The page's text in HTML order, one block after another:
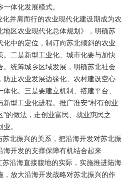
体化发展模式。
并肩而行的农业现代化建设期成为农
地区农业现代化总体规划》，明确苏
中的定位，制订向苏北倾斜的农业
。二是新型工业化、城市化要与加快
统筹城乡区域发展，明确苏北社会
防止农业发展边缘化、农村建设空心
化。三是要建立机制、搭建平台、
型工业化进程。推广淮安“村有创业
的做法，走创业富民、就业惠民之
。
北振兴的关系，把沿海开发对苏北振
海开发的支撑保障有机结合起来
沿海直接腹地的实际，实施推进陆海
，放大沿海开发战略对苏北振兴的作